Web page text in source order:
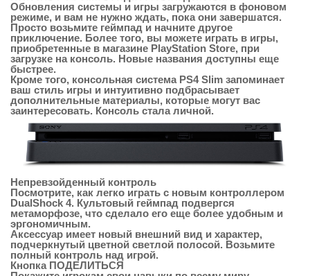
Обновления системы и игры загружаются в фоновом
режиме, и вам не нужно ждать, пока они завершатся.
Просто возьмите геймпад и начните другое
приключение. Более того, вы можете играть в игры,
приобретенные в магазине PlayStation Store, при
загрузке на консоль. Новые названия доступны еще
быстрее.
Кроме того, консольная система PS4 Slim запоминает
ваш стиль игры и интуитивно подбрасывает
дополнительные материалы, которые могут вас
заинтересовать. Консоль стала личной.
Непревзойденный контроль
Посмотрите, как легко играть с новым контроллером
DualShock 4. Культовый геймпад подвергся
метаморфозе, что сделало его еще более удобным и
эргономичным.
Аксессуар имеет новый внешний вид и характер,
подчеркнутый цветной светлой полосой. Возьмите
полный контроль над игрой.
Кнопка ПОДЕЛИТЬСЯ